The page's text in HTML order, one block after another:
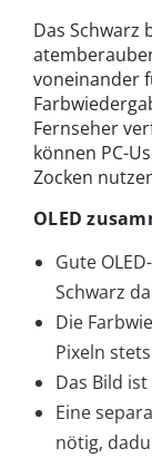
Das Schwarz
voneinander
Fernseher
können PC-
Zocken
OLED
Gute
Schwarz
Die
Pixeln
Das Bild
Eine
nötig,